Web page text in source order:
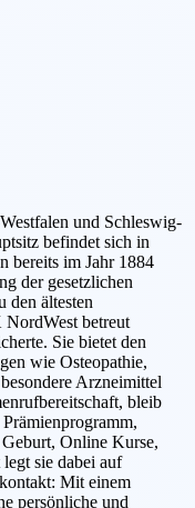
und Schleswig-
befindet sich in
bereits im Jahr 1884
der gesetzlichen
den ältesten
betreut
Sie bietet den
wie Osteopathie,
Arzneimittel
bleib
Online Kurse,
sie dabei auf
Mit einem
persönliche und